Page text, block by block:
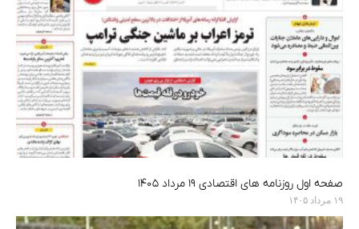
صفحه اول روزنامه های اقتصادی ۱۹ مرداد ۱۴۰۵
۱۹ مرداد ۱۴۰۵